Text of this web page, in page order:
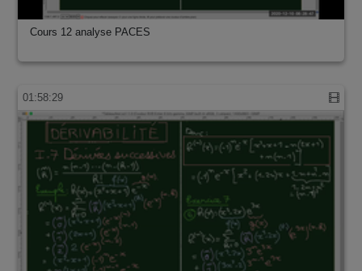
Cours 12 analyse PACES
01:58:29